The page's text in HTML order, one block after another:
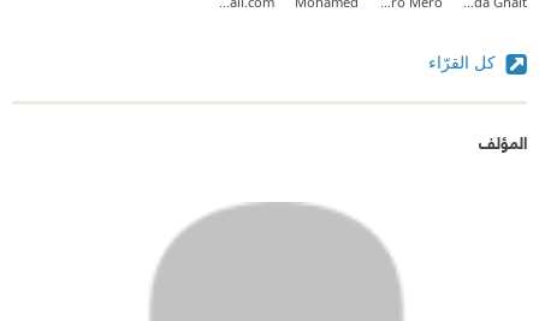
كل القرّاء
المؤلف